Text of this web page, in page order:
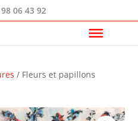
06 43 92
/ Fleurs et papillons